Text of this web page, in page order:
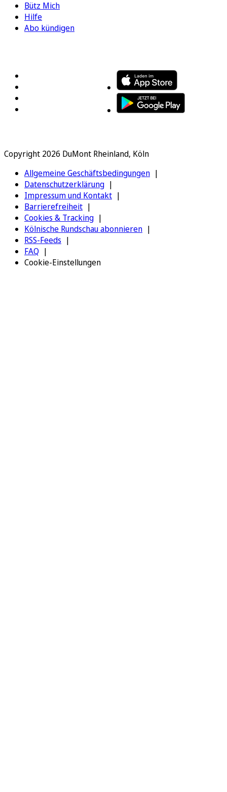
Bütz Mich
Hilfe
Abo kündigen
Copyright 2026 DuMont Rheinland, Köln
Allgemeine Geschäftsbedingungen
Datenschutzerklärung
Impressum und Kontakt
Barrierefreiheit
Cookies & Tracking
Kölnische Rundschau abonnieren
RSS-Feeds
FAQ
Cookie-Einstellungen